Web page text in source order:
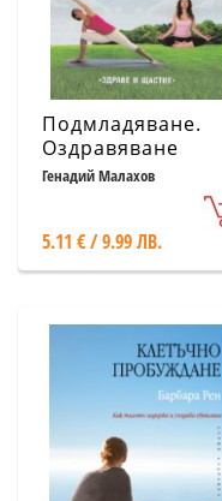
Подмладяване.
Оздравяване
(чрез правилно
хранене, йогистки
масаж и тибетска
гимнастика)
Генадий Малахов
5.11 € / 9.99 ЛВ.